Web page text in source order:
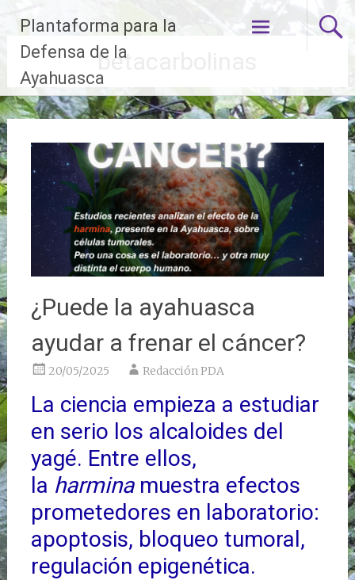
contenido
Plantaforma para la
Defensa de la
Ayahuasca
betacarbolinas
¿Puede la ayahuasca
ayudar a frenar el cáncer?
20/05/2025 Redacción PDA
La ciencia empieza a estudiar
en serio los alcaloides del
yagé. Entre ellos,
la harminamuestra efectos
prometedores en laboratorio:
apoptosis, bloqueo tumoral,
regulación epigenética.